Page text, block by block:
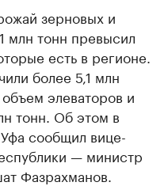
зерновых и
млн тонн превысил
есть в регионе.
более 5,1 млн
элеваторов и
тонн. Об этом в
сообщил вице-
— министр
Фазрахманов.